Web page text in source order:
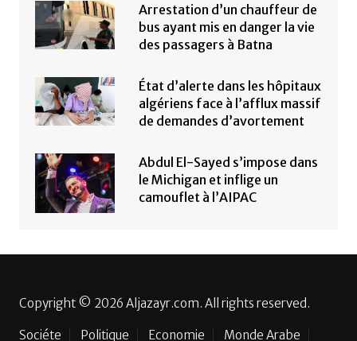
Arrestation d’un chauffeur de
bus ayant mis en danger la vie
des passagers à Batna
État d’alerte dans les hôpitaux
algériens face à l’afflux massif
de demandes d’avortement
Abdul El-Sayed s’impose dans
le Michigan et inflige un
camouflet à l’AIPAC
Copyright © 2026 Aljazayr.com. All rights reserved.
Sociéte Politique Economie Monde Arabe